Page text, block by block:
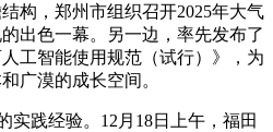
构，郑州市组织召开2025年大气
出色一幕。另一边，率先发布了
工智能使用规范（试行）》，为
广漠的成长空间。
践经验。12月18日上午，福田